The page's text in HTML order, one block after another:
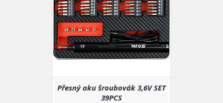
Přesný aku šroubovák 3,6V SET
39PCS